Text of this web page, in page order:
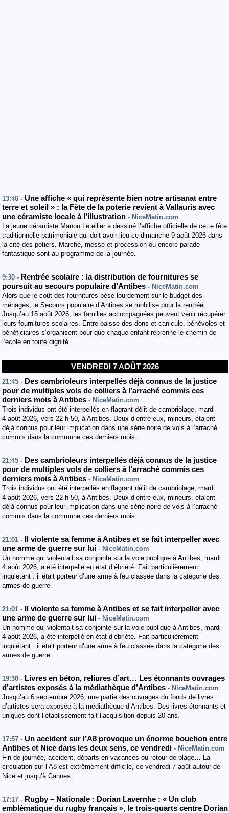
13:46 - Une affiche « qui représente bien notre artisanat entre
terre et soleil » : la Fête de la poterie revient à Vallauris avec
une céramiste locale à l’illustration - NiceMatin.com
La jeune céramiste Manon Letellier a dessiné l’affiche officielle de cette fête
traditionnelle patrimoniale qui doit avoir lieu ce dimanche 9 août 2026 dans
la cité des potiers. Marché, messe et procession ou encore parade
fantastique sont au programme de la journée.
9:30 - Rentrée scolaire : la distribution de fournitures se
poursuit au secours populaire d’Antibes - NiceMatin.com
Alors que le coût des fournitures pèse lourdement sur le budget des
ménages, le Secours populaire d’Antibes se mobilise pour la rentrée.
Jusqu’au 15 août 2026, les familles accompagnées peuvent venir récupérer
leurs fournitures scolaires. Entre baisse des dons et canicule, bénévoles et
bénéficiaires s’organisent pour que chaque enfant reprenne le chemin de
l’école en toute dignité.
VENDREDI 7 AOÛT 2026
21:45 - Des cambrioleurs interpellés déjà connus de la justice
pour de multiples vols de colliers à l’arraché commis ces
derniers mois à Antibes - NiceMatin.com
Trois individus ont été interpellés en flagrant délit de cambriolage, mardi
4 août 2026, vers 22 h 50, à Antibes. Deux d’entre eux, mineurs, étaient
déjà connus pour leur implication dans une série noire de vols à l’arraché
commis dans la commune ces derniers mois.
21:45 - Des cambrioleurs interpellés déjà connus de la justice
pour de multiples vols de colliers à l’arraché commis ces
derniers mois à Antibes - NiceMatin.com
Trois individus ont été interpellés en flagrant délit de cambriolage, mardi
4 août 2026, vers 22 h 50, à Antibes. Deux d’entre eux, mineurs, étaient
déjà connus pour leur implication dans une série noire de vols à l’arraché
commis dans la commune ces derniers mois.
21:01 -
Il violente sa femme à Antibes et se fait interpeller avec
une arme de guerre sur lui - NiceMatin.com
Un homme qui violentait sa conjointe sur la voie publique à Antibes, mardi
4 août 2026, a été interpellé en état d’ébriété. Fait particulièrement
inquiétant : il était porteur d’une arme à feu classée dans la catégorie des
armes de guerre.
21:01 -
Il violente sa femme à Antibes et se fait interpeller avec
une arme de guerre sur lui - NiceMatin.com
Un homme qui violentait sa conjointe sur la voie publique à Antibes, mardi
4 août 2026, a été interpellé en état d’ébriété. Fait particulièrement
inquiétant : il était porteur d’une arme à feu classée dans la catégorie des
armes de guerre.
19:30 - Livres en béton, reliures d’art… Les étonnants ouvrages
d’artistes exposés à la médiathèque d’Antibes - NiceMatin.com
Jusqu’au 6 septembre 2026, une partie des ouvrages du fonds de livres
d’artistes sera exposée à la médiathèque d’Antibes. Des livres étonnants et
uniques dont l’établissement fait l’acquisition depuis 20 ans.
17:57 - Un accident sur l’A8 provoque un énorme bouchon entre
Antibes et Nice dans les deux sens, ce vendredi - NiceMatin.com
Fin de journée, accident, départs en vacances ou retour de plage… La
circulation sur l’A8 est extrêmement difficile, ce vendredi 7 août autour de
Nice et jusqu’à Cannes.
17:17 - Rugby – Nationale : Dorian Lavernhe : « Un club
emblématique du rugby français », le trois-quarts centre Dorian